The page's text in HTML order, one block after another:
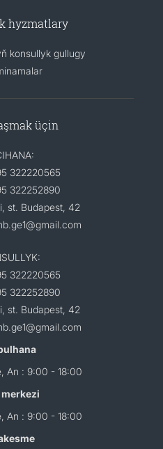
hyzmatlary
konsullyk gullugy
üçin
322220565
322252890
st. Budapest, 42
322220565
322252890
st. Budapest, 42
An : 9:00 - 18:00
An : 9:00 - 18:00